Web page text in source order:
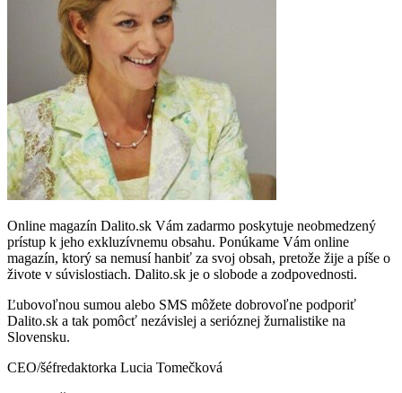
Online magazín Dalito.sk Vám zadarmo poskytuje neobmedzený
prístup k jeho exkluzívnemu obsahu. Ponúkame Vám online
magazín, ktorý sa nemusí hanbiť za svoj obsah, pretože žije a píše o
živote v súvislostiach. Dalito.sk je o slobode a zodpovednosti.
Ľubovoľnou sumou alebo SMS môžete dobrovoľne podporiť
Dalito.sk a tak pomôcť nezávislej a serióznej žurnalistike na
Slovensku.
CEO/šéfredaktorka Lucia Tomečková